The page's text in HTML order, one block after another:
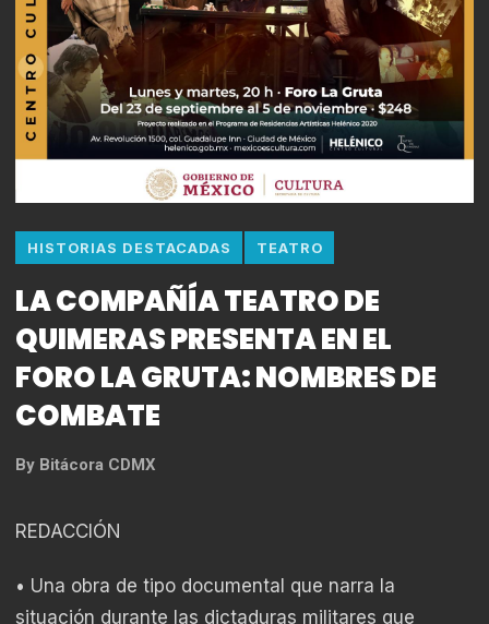
HISTORIAS DESTACADAS TEATRO
LA COMPAÑÍA TEATRO DE
QUIMERAS PRESENTA EN EL
FORO LA GRUTA: NOMBRES DE
COMBATE
By Bitácora CDMX
REDACCIÓN
• Una obra de tipo documental que narra la
situación durante las dictaduras militares que